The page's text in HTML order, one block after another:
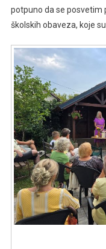
potpuno da se posvetim
školskih obaveza, koje